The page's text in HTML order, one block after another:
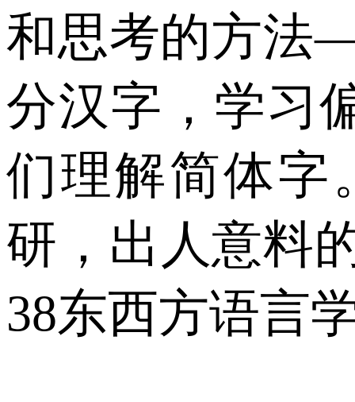
和思考的方法
分汉字，学习
们理解简体字
研，出人意料
38东西方语言